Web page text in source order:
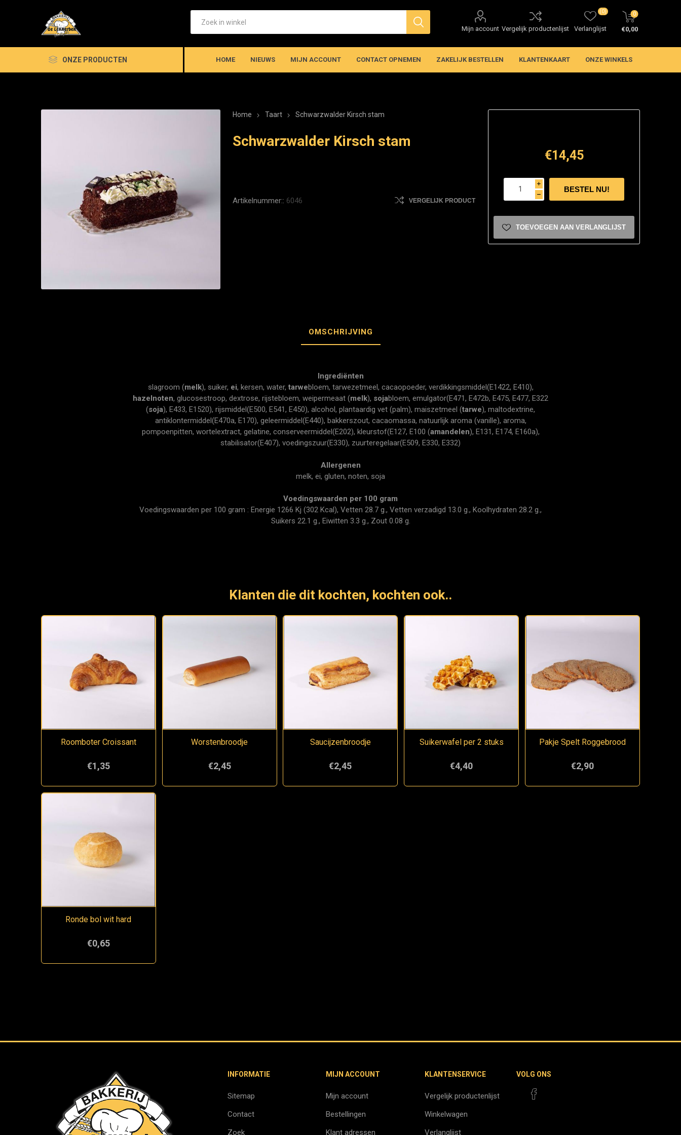
Mijn account Vergelijk productenlijst Verlanglijst
(0) 0
€0,00
ONZE PRODUCTEN HOME NIEUWS MIJN ACCOUNT CONTACT OPNEMEN ZAKELIJK BESTELLEN KLANTENKAART ONZE WINKELS
Home Taart Schwarzwalder Kirsch stam
Schwarzwalder Kirsch stam
VERGELIJK PRODUCT
Artikelnummer:: 6046
€14,45
i
h
TOEVOEGEN AAN VERLANGLIJST
OMSCHRIJVING
Ingrediënten
slagroom (melk), suiker, ei, kersen, water, tarwebloem, tarwezetmeel, cacaopoeder, verdikkingsmiddel(E1422, E410),
hazelnoten, glucosestroop, dextrose, rijstebloem, weipermeaat (melk), sojabloem, emulgator(E471, E472b, E475, E477, E322
(soja), E433, E1520), rijsmiddel(E500, E541, E450), alcohol, plantaardig vet (palm), maiszetmeel (tarwe), maltodextrine,
antiklontermiddel(E470a, E170), geleermiddel(E440), bakkerszout, cacaomassa, natuurlijk aroma (vanille), aroma,
pompoenpitten, wortelextract, gelatine, conserveermiddel(E202), kleurstof(E127, E100 (amandelen), E131, E174, E160a),
stabilisator(E407), voedingszuur(E330), zuurteregelaar(E509, E330, E332)
Allergenen
melk, ei, gluten, noten, soja
Voedingswaarden per 100 gram
Voedingswaarden per 100 gram : Energie 1266 Kj (302 Kcal), Vetten 28.7 g., Vetten verzadigd 13.0 g., Koolhydraten 28.2 g.,
Suikers 22.1 g., Eiwitten 3.3 g., Zout 0.08 g.
Klanten die dit kochten, kochten ook..
Roomboter Croissant
€1,35
Worstenbroodje
€2,45
Saucijzenbroodje
€2,45
Suikerwafel per 2 stuks
€4,40
Pakje Spelt Roggebrood
€2,90
Ronde bol wit hard
€0,65
INFORMATIE
Sitemap
Contact
Zoek
MIJN ACCOUNT
Mijn account
Bestellingen
Klant adressen
KLANTENSERVICE
Vergelijk productenlijst
Winkelwagen
Verlanglijst
VOLG ONS